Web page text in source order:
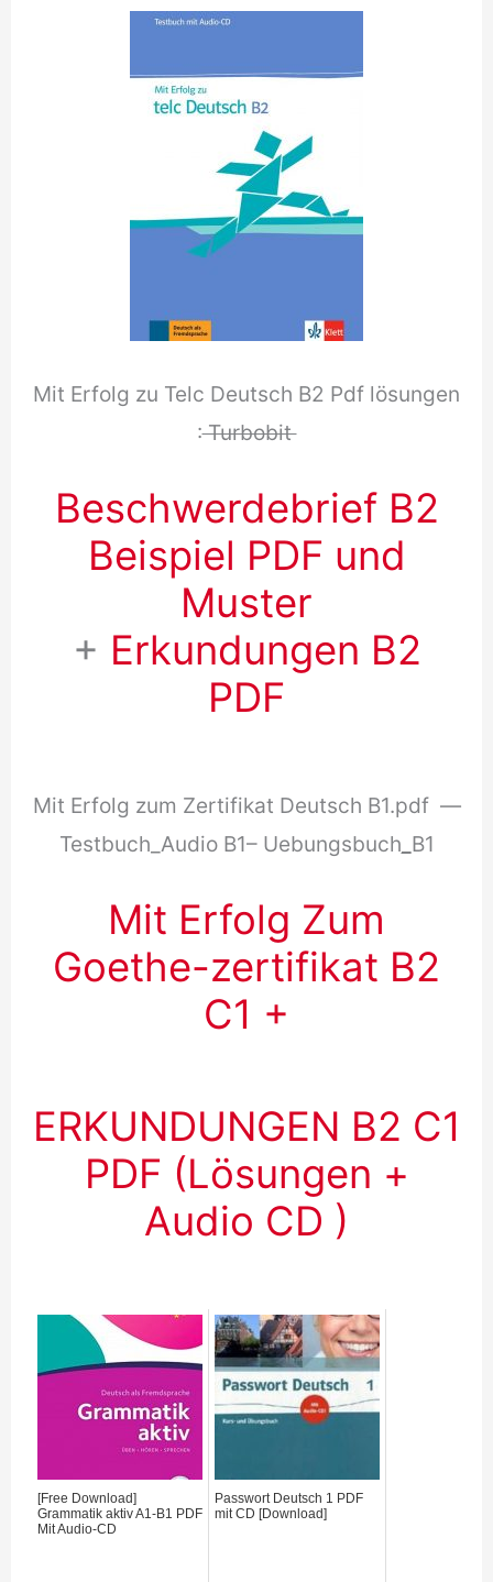
Mit Erfolg zu Telc Deutsch B2 Pdf lösungen
:Turbobit
Beschwerdebrief B2
Beispiel PDF und
Muster
+ Erkundungen B2
PDF
Mit Erfolg zum Zertifikat Deutsch B1.pdf —
Testbuch_Audio B1– Uebungsbuch B1
Mit Erfolg Zum
Goethe-zertifikat B2
C1 +
ERKUNDUNGEN B2 C1
PDF (Lösungen +
Audio CD )
[Free Download]
Grammatik aktiv A1-B1 PDF
Mit Audio-CD
Passwort Deutsch 1 PDF
mit CD [Download]